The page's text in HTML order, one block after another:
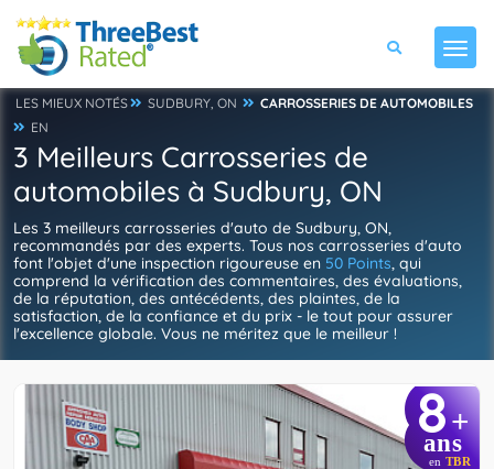
LES MIEUX NOTÉS SUDBURY, ON
CARROSSERIES DE AUTOMOBILES
EN
3 Meilleurs Carrosseries de
automobiles à Sudbury, ON
Les 3 meilleurs carrosseries d'auto de Sudbury, ON,
recommandés par des experts. Tous nos carrosseries d'auto
font l'objet d'une inspection rigoureuse en 50 Points, qui
comprend la vérification des commentaires, des évaluations,
de la réputation, des antécédents, des plaintes, de la
satisfaction, de la confiance et du prix - le tout pour assurer
l'excellence globale. Vous ne méritez que le meilleur !
8+
ans
en TBR